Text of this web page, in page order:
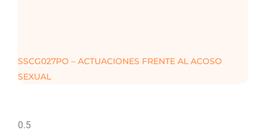
SSCG027PO – ACTUACIONES FRENTE AL ACOSO
SEXUAL